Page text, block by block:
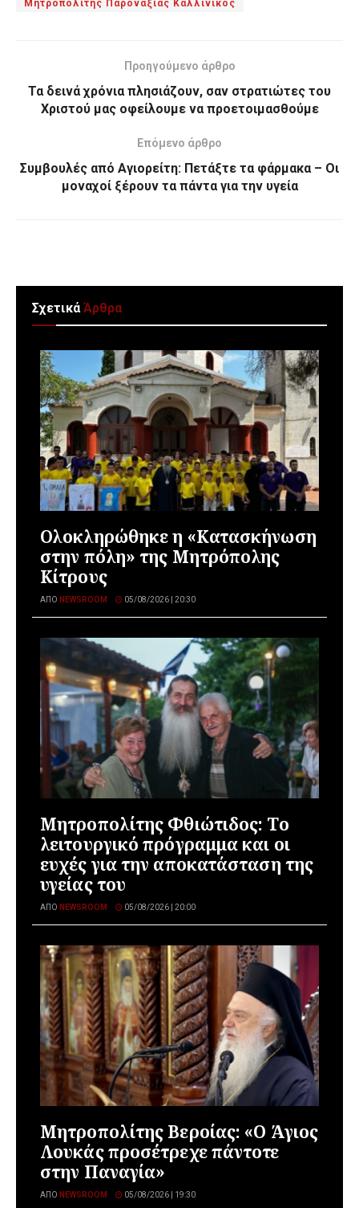
Μητροπολίτης Παροναξίας Καλλίνικος
Προηγούμενο άρθρο
Τα δεινά χρόνια πλησιάζουν, σαν στρατιώτες του
Χριστού μας οφείλουμε να προετοιμασθούμε
Επόμενο άρθρο
Συμβουλές από Αγιορείτη: Πετάξτε τα φάρμακα – Οι
μοναχοί ξέρουν τα πάντα για την υγεία
ΣχετικάΆρθρα
Ολοκληρώθηκε η «Κατασκήνωση
στην πόλη» της Μητρόπολης
Κίτρους
ΑΠΌ NEWSROOM 05/08/2026 | 20:30
Μητροπολίτης Φθιώτιδος: Το
λειτουργικό πρόγραμμα και οι
ευχές για την αποκατάσταση της
υγείας του
ΑΠΌ NEWSROOM 05/08/2026 | 20:00
Μητροπολίτης Βεροίας: «Ο Άγιος
Λουκάς προσέτρεχε πάντοτε
στην Παναγία»
ΑΠΌ NEWSROOM 05/08/2026 | 19:30